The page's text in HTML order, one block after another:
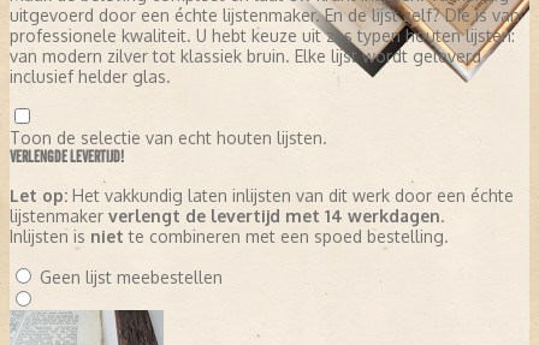
uitgevoerd door een échte lijstenmaker. En de lijst zelf? Die is van
professionele kwaliteit. U hebt keuze uit zes typen houten lijsten:
van modern zilver tot klassiek bruin. Elke lijst wordt geleverd
inclusief helder glas.
Toon de selectie van echt houten lijsten.
VERLENGDE LEVERTIJD!
Let op: Het vakkundig laten inlijsten van dit werk door een échte
lijstenmaker verlengt de levertijd met 14 werkdagen.
Inlijsten is niet te combineren met een spoed bestelling.
Geen lijst meebestellen